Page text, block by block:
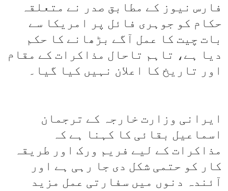
فارس نیوز کے مطابق صدر نے متعلقہ
حکام کو جوہری فائل پر امریکا سے
بات چیت کا عمل آگے بڑھانے کا حکم
دیا ہے، تاہم تاحال مذاکرات کے مقام
اور تاریخ کا اعلان نہیں کیا گیا۔
ایرانی وزارت خارجہ کے ترجمان
اسماعیل بقائی کا کہنا ہے کہ
مذاکرات کے لیے فریم ورک اور طریقہ
کار کو حتمی شکل دی جا رہی ہے اور
آئندہ دنوں میں سفارتی عمل مزید